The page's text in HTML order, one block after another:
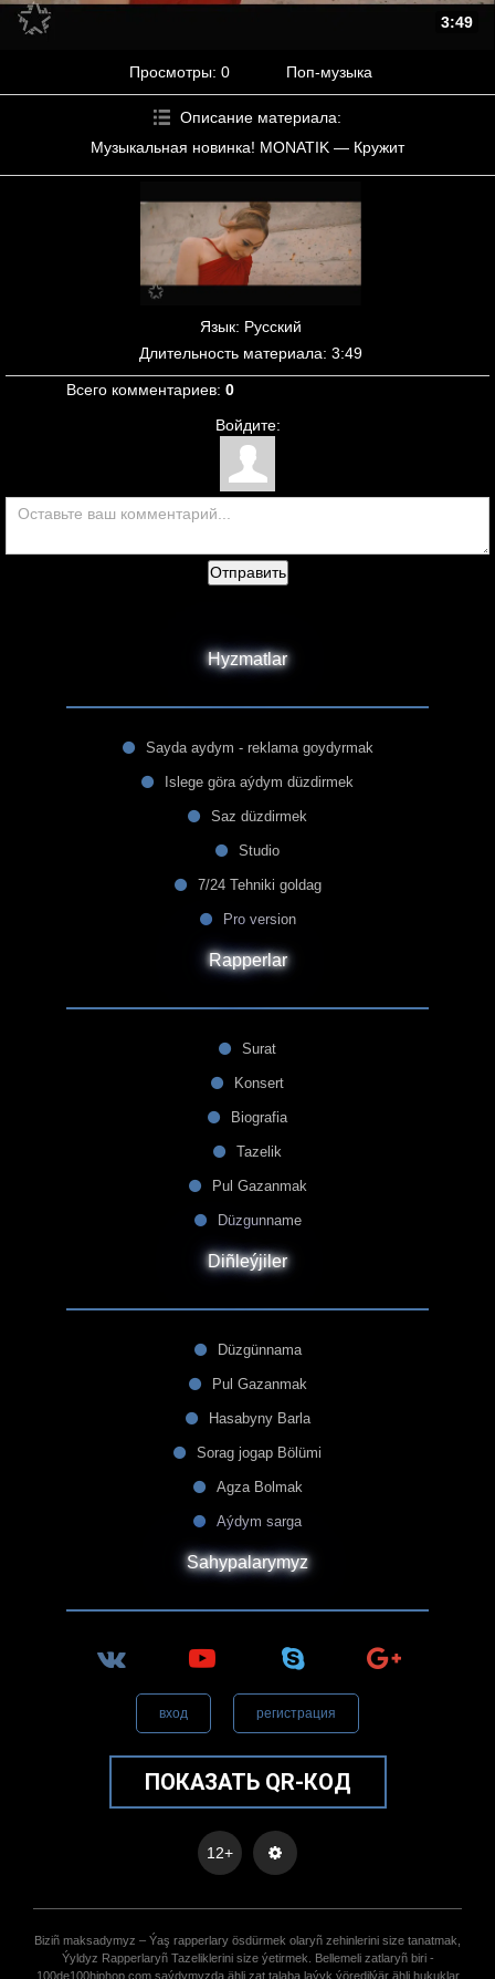
3:49
Просмотры: 0 Поп-музыка
Описание материала:
Музыкальная новинка! MONATIK — Кружит
Язык: Русский
Длительность материала: 3:49
Всего комментариев: 0
Войдите:
Отправить
Hyzmatlar
Sayda aydym - reklama goydyrmak
Islege göra aýdym düzdirmek
Saz düzdirmek
Studio
7/24 Tehniki goldag
Pro version
Rapperlar
Surat
Konsert
Biografia
Tazelik
Pul Gazanmak
Düzgunname
Diñleýjiler
Düzgünnama
Pul Gazanmak
Hasabyny Barla
Sorag jogap Bölümi
Agza Bolmak
Aýdym sarga
Sahypalarymyz
вход регистрация
ПОКАЗАТЬ QR-КОД
12+
Biziñ maksadymyz – Ýaş rapperlary ösdürmek olaryñ zehinlerini size tanatmak,
Ýyldyz Rapperlaryñ Tazeliklerini size ýetirmek. Bellemeli zatlaryñ biri -
100de100hiphop.com saýdymyzda ähli zat talaba laýyk ýöredilýär ähli hukuklar